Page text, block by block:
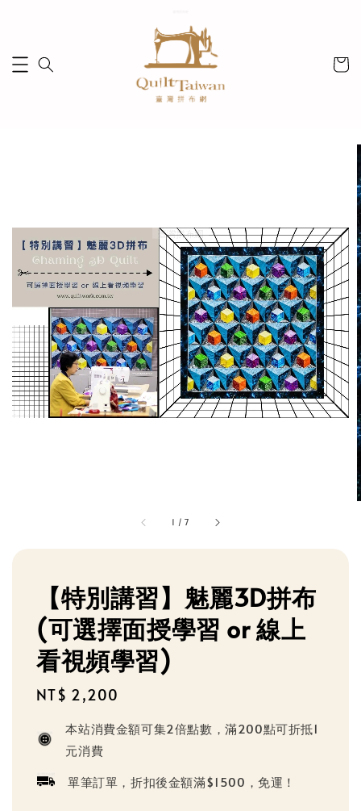
1 /7
【特別講習】魅麗3D拼布
(可選擇面授學習 or 線上
看視頻學習)
Regular
NT$ 2,200
本站消費金額可集2倍點數，滿200點可折抵1
元消費
單筆訂單，折扣後金額滿$1500，免運！